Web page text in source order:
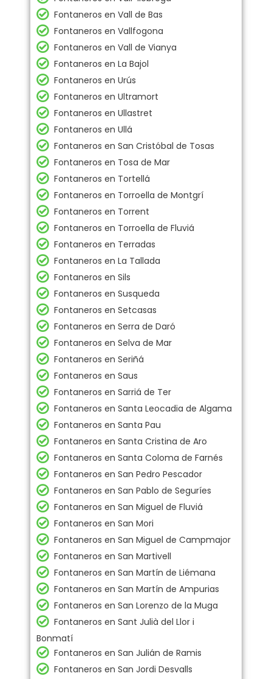
Fontaneros en Vall de Bas
Fontaneros en Vallfogona
Fontaneros en Vall de Vianya
Fontaneros en La Bajol
Fontaneros en Urús
Fontaneros en Ultramort
Fontaneros en Ullastret
Fontaneros en Ullá
Fontaneros en San Cristóbal de Tosas
Fontaneros en Tosa de Mar
Fontaneros en Tortellá
Fontaneros en Torroella de Montgrí
Fontaneros en Torrent
Fontaneros en Torroella de Fluviá
Fontaneros en Terradas
Fontaneros en La Tallada
Fontaneros en Sils
Fontaneros en Susqueda
Fontaneros en Setcasas
Fontaneros en Serra de Daró
Fontaneros en Selva de Mar
Fontaneros en Seriñá
Fontaneros en Saus
Fontaneros en Sarriá de Ter
Fontaneros en Santa Leocadia de Algama
Fontaneros en Santa Pau
Fontaneros en Santa Cristina de Aro
Fontaneros en Santa Coloma de Farnés
Fontaneros en San Pedro Pescador
Fontaneros en San Pablo de Seguríes
Fontaneros en San Miguel de Fluviá
Fontaneros en San Mori
Fontaneros en San Miguel de Campmajor
Fontaneros en San Martivell
Fontaneros en San Martín de Liémana
Fontaneros en San Martín de Ampurias
Fontaneros en San Lorenzo de la Muga
Fontaneros en Sant Julià del Llor i
Bonmatí
Fontaneros en San Julián de Ramis
Fontaneros en San Jordi Desvalls